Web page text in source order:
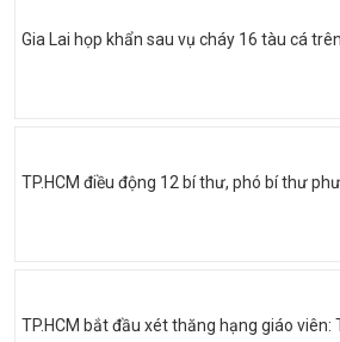
Gia Lai họp khẩn sau vụ cháy 16 tàu cá
TP.HCM điều động 12 bí thư, phó bí thư
TP.HCM bắt đầu xét thăng hạng giáo viên: